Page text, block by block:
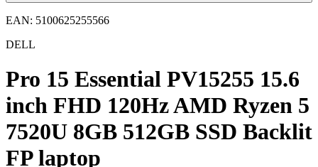
EAN: 5100625255566
DELL
Pro 15 Essential PV15255 15.6
inch FHD 120Hz AMD Ryzen 5
7520U 8GB 512GB SSD Backlit
FP laptop